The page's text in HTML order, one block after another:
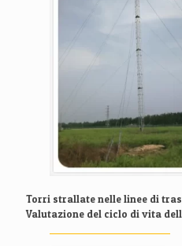
Torri strallate nelle linee di
Valutazione del ciclo di vita